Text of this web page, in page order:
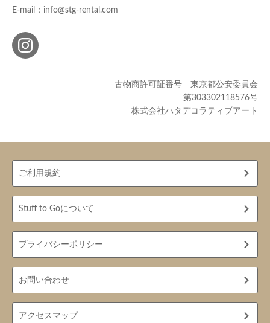
E-mail：info@stg-rental.com
古物商許可証番号 東京都公安委員会
第303302118576号
株式会社ハタデコラティブアート
ご利用規約
Stuff to Goについて
プライバシーポリシー
お問い合わせ
アクセスマップ